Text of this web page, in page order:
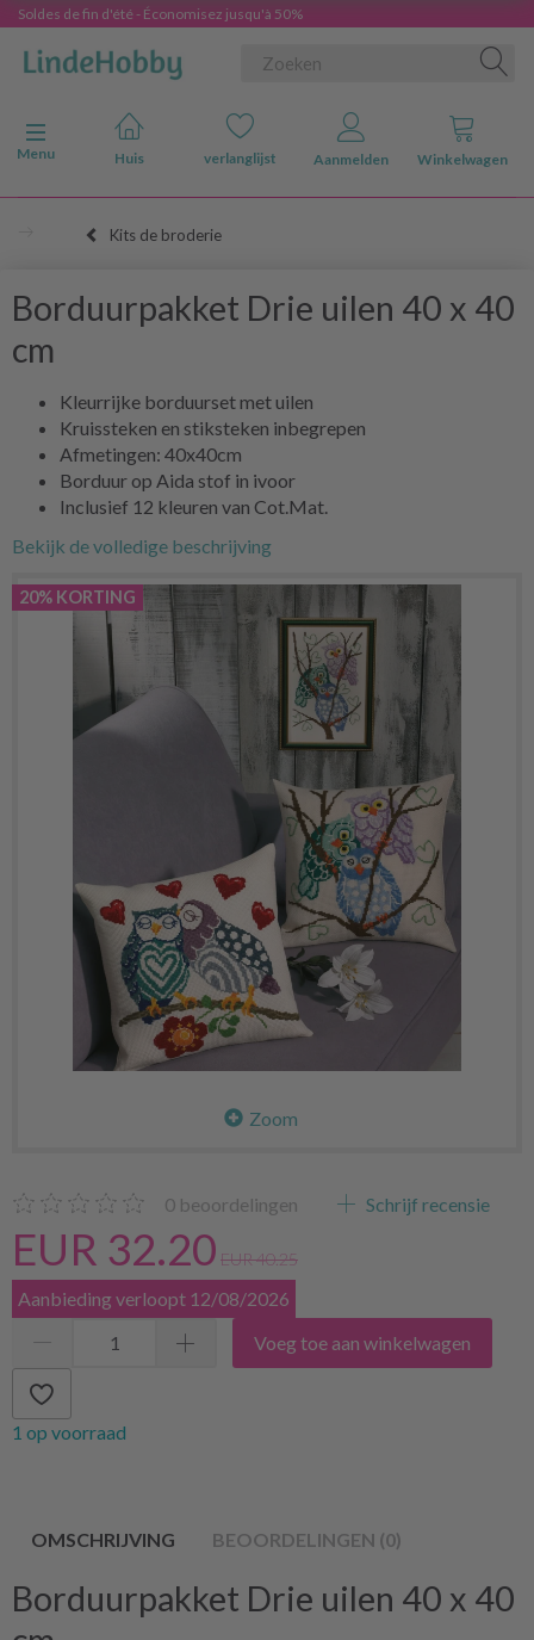
Soldes de fin d'été - Économisez jusqu'à 50%
Navigatie in-/uitschakelen
Menu
Huis verlanglijst Aanmelden Winkelwagen
Kits de broderie
Borduurpakket Drie uilen 40 x 40
cm
Kleurrijke borduurset met uilen
Kruissteken en stiksteken inbegrepen
Afmetingen: 40x40cm
Borduur op Aida stof in ivoor
Inclusief 12 kleuren van Cot.Mat.
Bekijk de volledige beschrijving
20% KORTING
Zoom
0 beoordelingen Schrijf recensie
EUR 32.20 EUR 40.25
Aanbieding verloopt 12/08/2026
Voeg toe aan winkelwagen
1 op voorraad
OMSCHRIJVING BEOORDELINGEN (0)
Borduurpakket Drie uilen 40 x 40